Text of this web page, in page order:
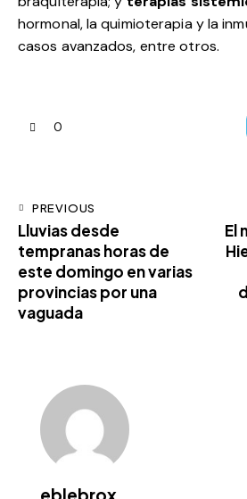
hormonal, la quimioterapia y la
casos avanzados, entre otros.
0
PREVIOUS
Lluvias desde
tempranas horas de
este domingo en varias
provincias por una
vaguada
El